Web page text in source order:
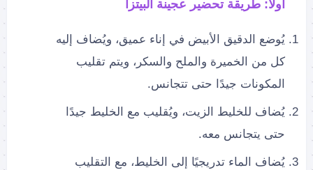
أولًا: طريقة تحضير عجينة البيتزا
يُوضع الدقيق الأبيض في إناء عميق، ويُضاف إليه
كل من الخميرة والملح والسكر، ويتم تقليب
المكونات جيدًا حتى تتجانس.
يُضاف للخليط الزيت، ويُقليب مع الخليط جيدًا
حتى يتجانس معه.
يُضاف الماء تدريجيًا إلى الخليط، مع التقليب